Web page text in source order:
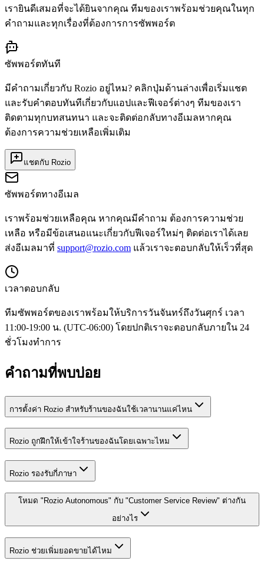
เรายินดีเสมอที่จะได้ยินจากคุณ ทีมของเราพร้อมช่วยคุณในทุก
คำถามและทุกเรื่องที่ต้องการการซัพพอร์ต
ซัพพอร์ตทันที
มีคำถามเกี่ยวกับ Rozio อยู่ไหม? คลิกปุ่มด้านล่างเพื่อเริ่มแชต
และรับคำตอบทันทีเกี่ยวกับแอปและฟีเจอร์ต่างๆ ทีมของเรา
ติดตามทุกบทสนทนา และจะติดต่อกลับทางอีเมลหากคุณ
ต้องการความช่วยเหลือเพิ่มเติม
แชตกับ Rozio
ซัพพอร์ตทางอีเมล
เราพร้อมช่วยเหลือคุณ หากคุณมีคำถาม ต้องการความช่วย
เหลือ หรือมีข้อเสนอแนะเกี่ยวกับฟีเจอร์ใหม่ๆ ติดต่อเราได้เลย
ส่งอีเมลมาที่ support@rozio.com แล้วเราจะตอบกลับให้เร็วที่สุด
เวลาตอบกลับ
ทีมซัพพอร์ตของเราพร้อมให้บริการวันจันทร์ถึงวันศุกร์ เวลา
11:00-19:00 น. (UTC-06:00) โดยปกติเราจะตอบกลับภายใน 24
ชั่วโมงทำการ
คำถามที่พบบ่อย
การตั้งค่า Rozio สำหรับร้านของฉันใช้เวลานานแค่ไหน
Rozio ถูกฝึกให้เข้าใจร้านของฉันโดยเฉพาะไหม
Rozio รองรับกี่ภาษา
โหมด "Rozio Autonomous" กับ "Customer Service Review" ต่างกัน
อย่างไร
Rozio ช่วยเพิ่มยอดขายได้ไหม